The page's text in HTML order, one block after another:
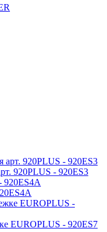
920PLUS - 920ES3
EUROPLUS - 920ES7